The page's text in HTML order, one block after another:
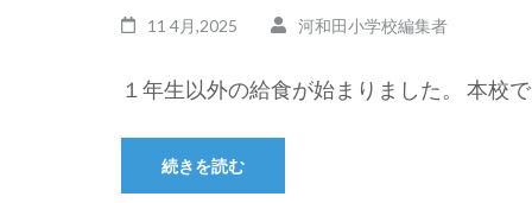
11 4月,2025 河和田小学校編集者
１年生以外の給食が始まりました。 本校
続きを読む